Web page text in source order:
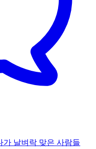
날벼락 맞은 사람들